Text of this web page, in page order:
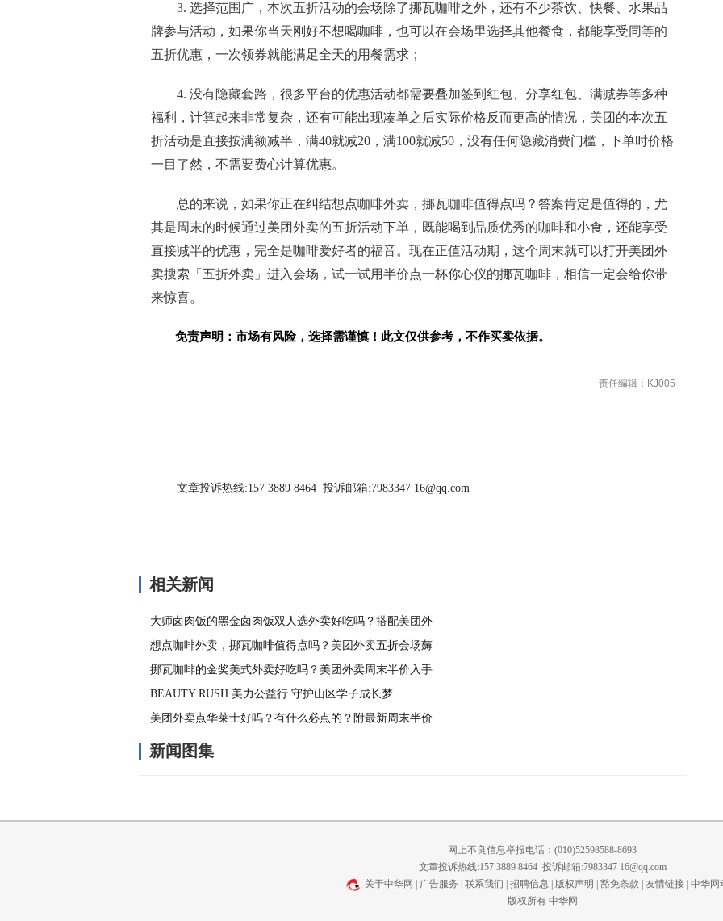
3. 选择范围广，本次五折活动的会场除了挪瓦咖啡之外，还有不少茶饮、快餐、水果品
牌参与活动，如果你当天刚好不想喝咖啡，也可以在会场里选择其他餐食，都能享受同等的
五折优惠，一次领券就能满足全天的用餐需求；
4. 没有隐藏套路，很多平台的优惠活动都需要叠加签到红包、分享红包、满减券等多种
福利，计算起来非常复杂，还有可能出现凑单之后实际价格反而更高的情况，美团的本次五
折活动是直接按满额减半，满40就减20，满100就减50，没有任何隐藏消费门槛，下单时价格
一目了然，不需要费心计算优惠。
总的来说，如果你正在纠结想点咖啡外卖，挪瓦咖啡值得点吗？答案肯定是值得的，尤
其是周末的时候通过美团外卖的五折活动下单，既能喝到品质优秀的咖啡和小食，还能享受
直接减半的优惠，完全是咖啡爱好者的福音。现在正值活动期，这个周末就可以打开美团外
卖搜索「五折外卖」进入会场，试一试用半价点一杯你心仪的挪瓦咖啡，相信一定会给你带
来惊喜。
免责声明：市场有风险，选择需谨慎！此文仅供参考，不作买卖依据。
责任编辑：KJ005
文章投诉热线:157 3889 8464 投诉邮箱:7983347 16@qq.com
相关新闻
大师卤肉饭的黑金卤肉饭双人选外卖好吃吗？搭配美团外
卖优惠性价比拉满
想点咖啡外卖，挪瓦咖啡值得点吗？美团外卖五折会场薅
羊毛攻略
挪瓦咖啡的金奖美式外卖好吃吗？美团外卖周末半价入手
不踩雷
BEAUTY RUSH 美力公益行 守护山区学子成长梦
美团外卖点华莱士好吗？有什么必点的？附最新周末半价
活动参与指南
新闻图集
网上不良信息举报电话：(010)52598588-8693
文章投诉热线:157 3889 8464 投诉邮箱:7983347 16@qq.com
关于中华网
广告服务 联系我们 招聘信息 版权声明 豁免条款 友情链接| 中华网
版权所有 中华网